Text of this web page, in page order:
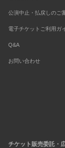
公演中止・払戻しのご
電子チケットご利用ガ
Q&A
お問い合わせ
チケット販売委託・